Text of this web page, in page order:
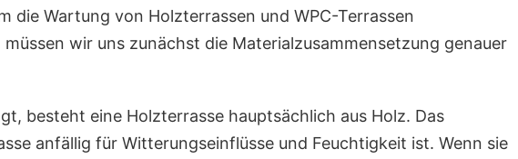
die Wartung von Holzterrassen und WPC-Terrassen
wir uns zunächst die Materialzusammensetzung genauer
besteht eine Holzterrasse hauptsächlich aus Holz. Das
anfällig für Witterungseinflüsse und Feuchtigkeit ist. Wenn sie